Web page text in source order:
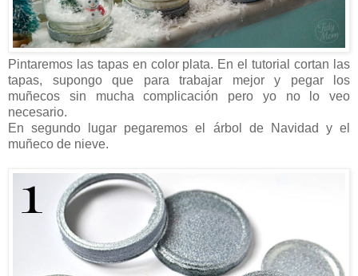
Pintaremos las tapas en color plata. En el tutorial cortan las
tapas, supongo que para trabajar mejor y pegar los
muñecos sin mucha complicación pero yo no lo veo
necesario.
En segundo lugar pegaremos el árbol de Navidad y el
muñeco de nieve.